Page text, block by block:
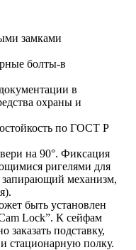
замками
болты-в
в
охраны и
по ГОСТ Р
на 90°. Фиксация
ригелями для
запирающий механизм,
быть установлен
Lock”. К сейфам
подставку,
стационарную полку.